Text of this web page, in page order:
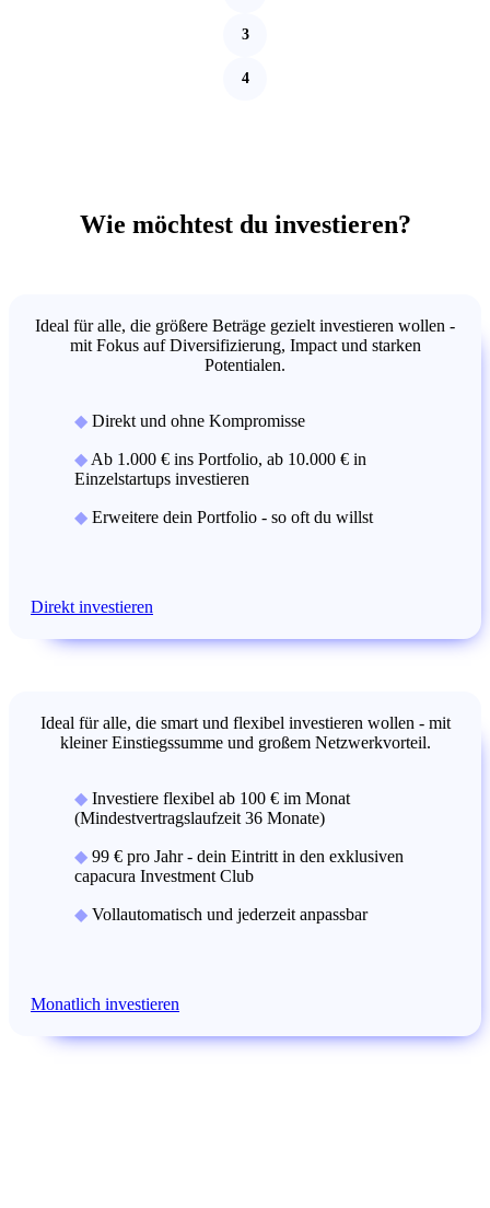
3
4
Wie möchtest du investieren?
Ideal für alle, die größere Beträge gezielt investieren wollen -
mit Fokus auf Diversifizierung, Impact und starken
Potentialen.
◆ Direkt und ohne Kompromisse
◆ Ab 1.000 € ins Portfolio, ab 10.000 € in
Einzelstartups investieren
◆ Erweitere dein Portfolio - so oft du willst
Direkt investieren
Ideal für alle, die smart und flexibel investieren wollen - mit
kleiner Einstiegssumme und großem Netzwerkvorteil.
◆ Investiere flexibel ab 100 € im Monat
(Mindestvertragslaufzeit 36 Monate)
◆ 99 € pro Jahr - dein Eintritt in den exklusiven
capacura Investment Club
◆ Vollautomatisch und jederzeit anpassbar
Monatlich investieren